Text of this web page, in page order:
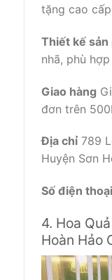
tặng cao
Thiết kế sản
nhã, phù
Giao hàng
đơn trên
Địa chỉ 789
Huyện Sơn
Số điện thoại
4. Hoa
Hoàn Hảo